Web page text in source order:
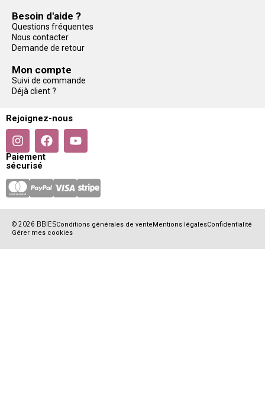
Besoin d'aide ?
Questions fréquentes
Nous contacter
Demande de retour
Mon compte
Suivi de commande
Déjà client ?
Rejoignez-nous
Paiement
sécurisé
© 2026 BBIESConditions générales de vente Mentions légalesConfidentialité
Gérer mes cookies